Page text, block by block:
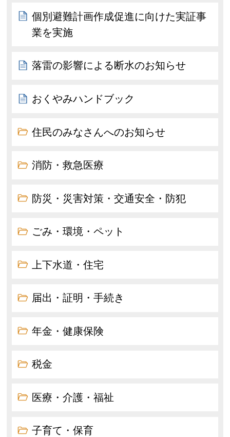
個別避難計画作成促進に向けた実証事
業を実施
落雷の影響による断水のお知らせ
おくやみハンドブック
住民のみなさんへのお知らせ
消防・救急医療
防災・災害対策・交通安全・防犯
ごみ・環境・ペット
上下水道・住宅
届出・証明・手続き
年金・健康保険
税金
医療・介護・福祉
子育て・保育